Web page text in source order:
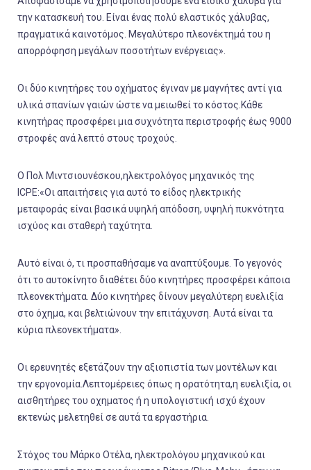
την κατασκευή του. Είναι ένας πολύ ελαστικός χάλυβας,
πραγματικά καινοτόμος. Μεγαλύτερο πλεονέκτημά του η
απορρόφηση μεγάλων ποσοτήτων ενέργειας».
Οι δύο κινητήρες του οχήματος έγιναν με μαγνήτες αντί για
υλικά σπανίων γαιών ώστε να μειωθεί το κόστος.Κάθε
κινητήρας προσφέρει μια συχνότητα περιστροφής έως 9000
στροφές ανά λεπτό στους τροχούς.
Ο Πολ Μιντσιουνέσκου,ηλεκτρολόγος μηχανικός της
ICPE:«Οι απαιτήσεις για αυτό το είδος ηλεκτρικής
μεταφοράς είναι βασικά υψηλή απόδοση, υψηλή πυκνότητα
ισχύος και σταθερή ταχύτητα.
Αυτό είναι ό, τι προσπαθήσαμε να αναπτύξουμε. Το γεγονός
ότι το αυτοκίνητο διαθέτει δύο κινητήρες προσφέρει κάποια
πλεονεκτήματα. Δύο κινητήρες δίνουν μεγαλύτερη ευελιξία
στο όχημα, και βελτιώνουν την επιτάχυνση. Αυτά είναι τα
κύρια πλεονεκτήματα».
Οι ερευνητές εξετάζουν την αξιοπιστία των μοντέλων και
την εργονομία.Λεπτομέρειες όπως η ορατότητα,η ευελιξία, οι
αισθητήρες του οχηματος ή η υπολογιστική ισχύ έχουν
εκτενώς μελετηθεί σε αυτά τα εργαστήρια.
Στόχος του Μάρκο Οτέλα, ηλεκτρολόγου μηχανικού και